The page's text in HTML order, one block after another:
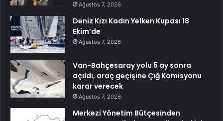
Ağustos 7, 2026
Deniz Kızı Kadın Yelken Kupası 18
Ekim’de
Ağustos 7, 2026
Van-Bahçesaray yolu 5 ay sonra
açıldı, araç geçişine Çığ Komisyonu
karar verecek
Ağustos 7, 2026
Merkezi Yönetim Bütçesinden